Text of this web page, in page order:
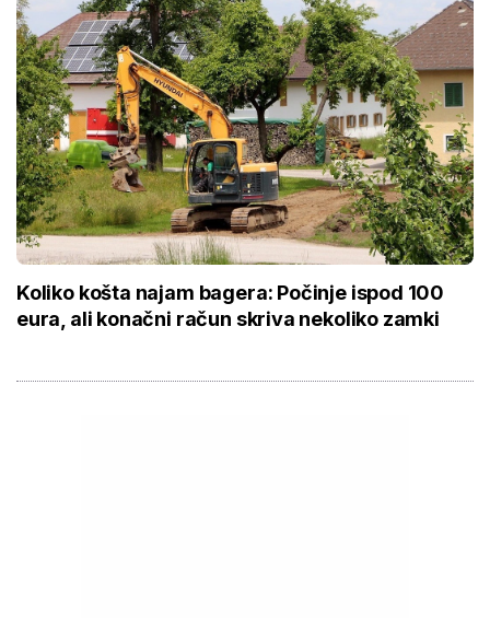
Koliko košta najam bagera: Počinje ispod 100
eura, ali konačni račun skriva nekoliko zamki